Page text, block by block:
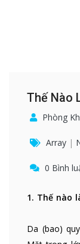
Thế Nào
Phòng
Array |
0 Bình
1. Thế nào
Da (bao)